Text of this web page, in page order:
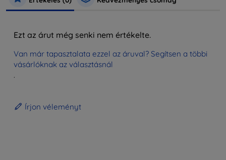
Ezt az árut még senki nem értékelte.
Van már tapasztalata ezzel az áruval? Segítsen a többi
vásárlóknak az választásnál
.
Írjon véleményt